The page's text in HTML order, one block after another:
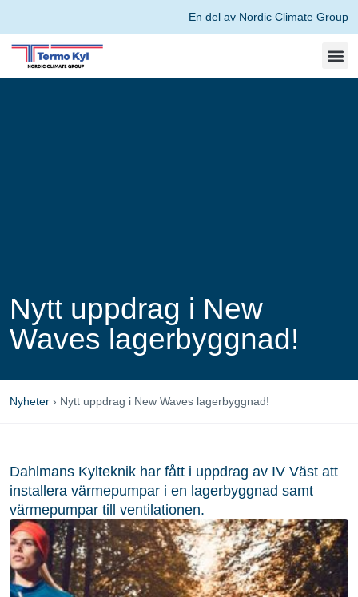
En del av Nordic Climate Group
Nytt uppdrag i New
Waves lagerbyggnad!
Nyheter › Nytt uppdrag i New Waves lagerbyggnad!
Dahlmans Kylteknik har fått i uppdrag av IV Väst att
installera värmepumpar i en lagerbyggnad samt
värmepumpar till ventilationen.